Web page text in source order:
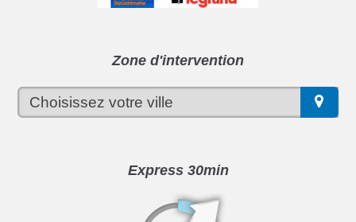
Zone d'intervention
Express 30min